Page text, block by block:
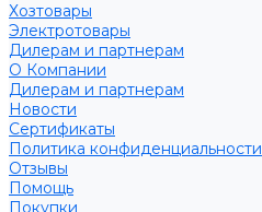
Хозтовары
Электротовары
Дилерам и партнерам
О Компании
Дилерам и партнерам
Новости
Сертификаты
Политика конфиденциальности
Отзывы
Помощь
Покупки